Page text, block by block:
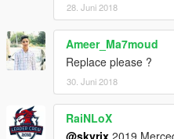
28. Juni 2018
Ameer_Ma7moud
Replace please ?
30. Juni 2018
RaiNLoX